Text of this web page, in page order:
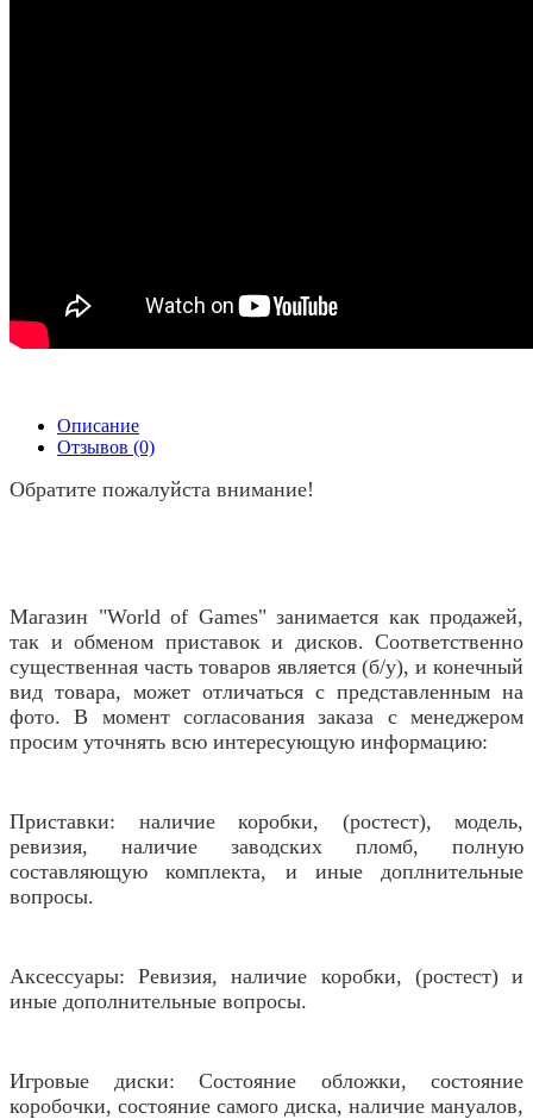
Описание
Отзывов (0)
Обратите пожалуйста внимание!
Магазин "World of Games" занимается как продажей,
так и обменом приставок и дисков. Соответственно
существенная часть товаров является (б/у), и конечный
вид товара, может отличаться с представленным на
фото. В момент согласования заказа с менеджером
просим уточнять всю интересующую информацию:
Приставки: наличие коробки, (ростест), модель,
ревизия, наличие заводских пломб, полную
составляющую комплекта, и иные доплнительные
вопросы.
Аксессуары: Ревизия, наличие коробки, (ростест) и
иные дополнительные вопросы.
Игровые диски: Состояние обложки, состояние
коробочки, состояние самого диска, наличие мануалов,